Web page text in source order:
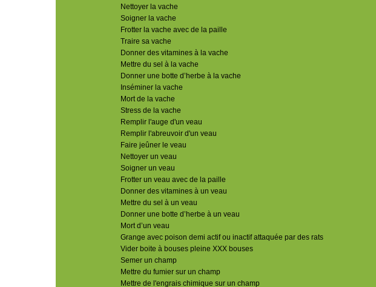
Nettoyer la vache
Soigner la vache
Frotter la vache avec de la paille
Traire sa vache
Donner des vitamines à la vache
Mettre du sel à la vache
Donner une botte d’herbe à la vache
Inséminer la vache
Mort de la vache
Stress de la vache
Remplir l'auge d'un veau
Remplir l'abreuvoir d'un veau
Faire jeûner le veau
Nettoyer un veau
Soigner un veau
Frotter un veau avec de la paille
Donner des vitamines à un veau
Mettre du sel à un veau
Donner une botte d’herbe à un veau
Mort d’un veau
Grange avec poison demi actif ou inactif attaquée par des rats
Vider boite à bouses pleine XXX bouses
Semer un champ
Mettre du fumier sur un champ
Mettre de l'engrais chimique sur un champ